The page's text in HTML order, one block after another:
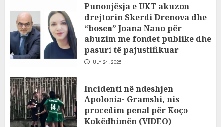
Punonjësja e UKT akuzon
drejtorin Skerdi Drenova dhe
“bosen” Joana Nano për
abuzim me fondet publike dhe
pasuri të pajustifikuar
JULY 24, 2025
Incidenti në ndeshjen
Apolonia- Gramshi, nis
procedim penal për Koço
Kokëdhimën (VIDEO)